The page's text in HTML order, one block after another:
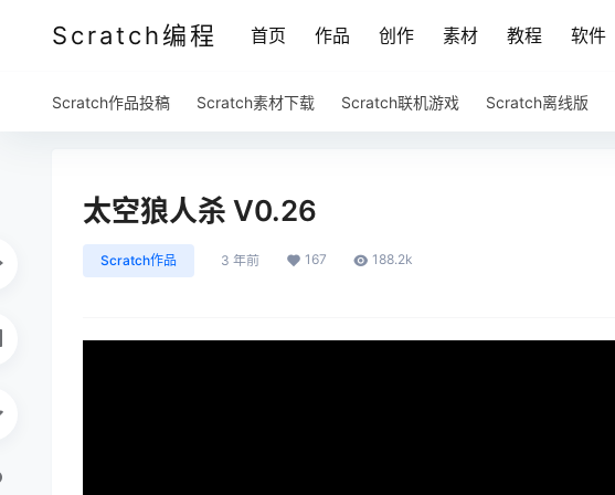
Scratch编程 首页 作品 创作 素材 教程 软件
Scratch作品投稿 Scratch素材下载 Scratch联机游戏 Scratch离线版
太空狼人杀 V0.26
Scratch作品 3 年前 167 188.2k